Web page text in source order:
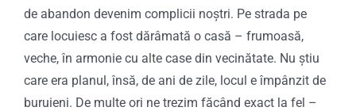
de abandon devenim complicii noștri. Pe strada pe
care locuiesc a fost dărâmată o casă – frumoasă,
veche, în armonie cu alte case din vecinătate. Nu știu
care era planul, însă, de ani de zile, locul e împânzit de
buruieni. De multe ori ne trezim făcând exact la fel –